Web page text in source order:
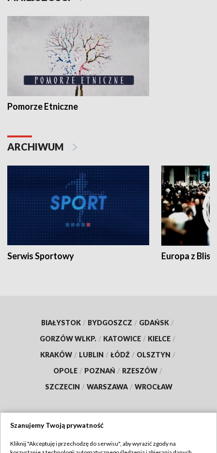
Pomorze Etniczne
ARCHIWUM
Serwis Sportowy Europa z
BIAŁYSTOK / BYDGOSZCZ / GDAŃSK /
GORZÓW WLKP. / KATOWICE / KIELCE /
KRAKÓW / LUBLIN / ŁÓDŹ / OLSZTYN /
OPOLE / POZNAŃ / RZESZÓW /
SZCZECIN / WARSZAWA / WROCŁAW
Szanujemy Twoją prywatność
Kliknij "Akceptuję i przechodzę do serwisu", aby wyrazić zgody na